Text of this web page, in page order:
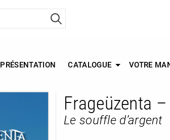
PRÉSENTATION CATALOGUE VOTRE
Frageüzenta
Le souffle d’argent